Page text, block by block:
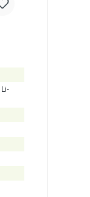
Li-